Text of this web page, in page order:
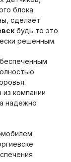
блока
сделает
будь то это
решенным.
компании
надежно